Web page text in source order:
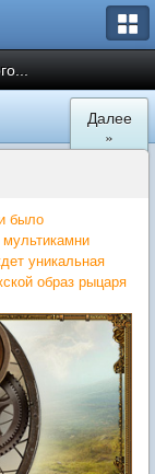
Далее
»
было
уникальная
образ рыцаря